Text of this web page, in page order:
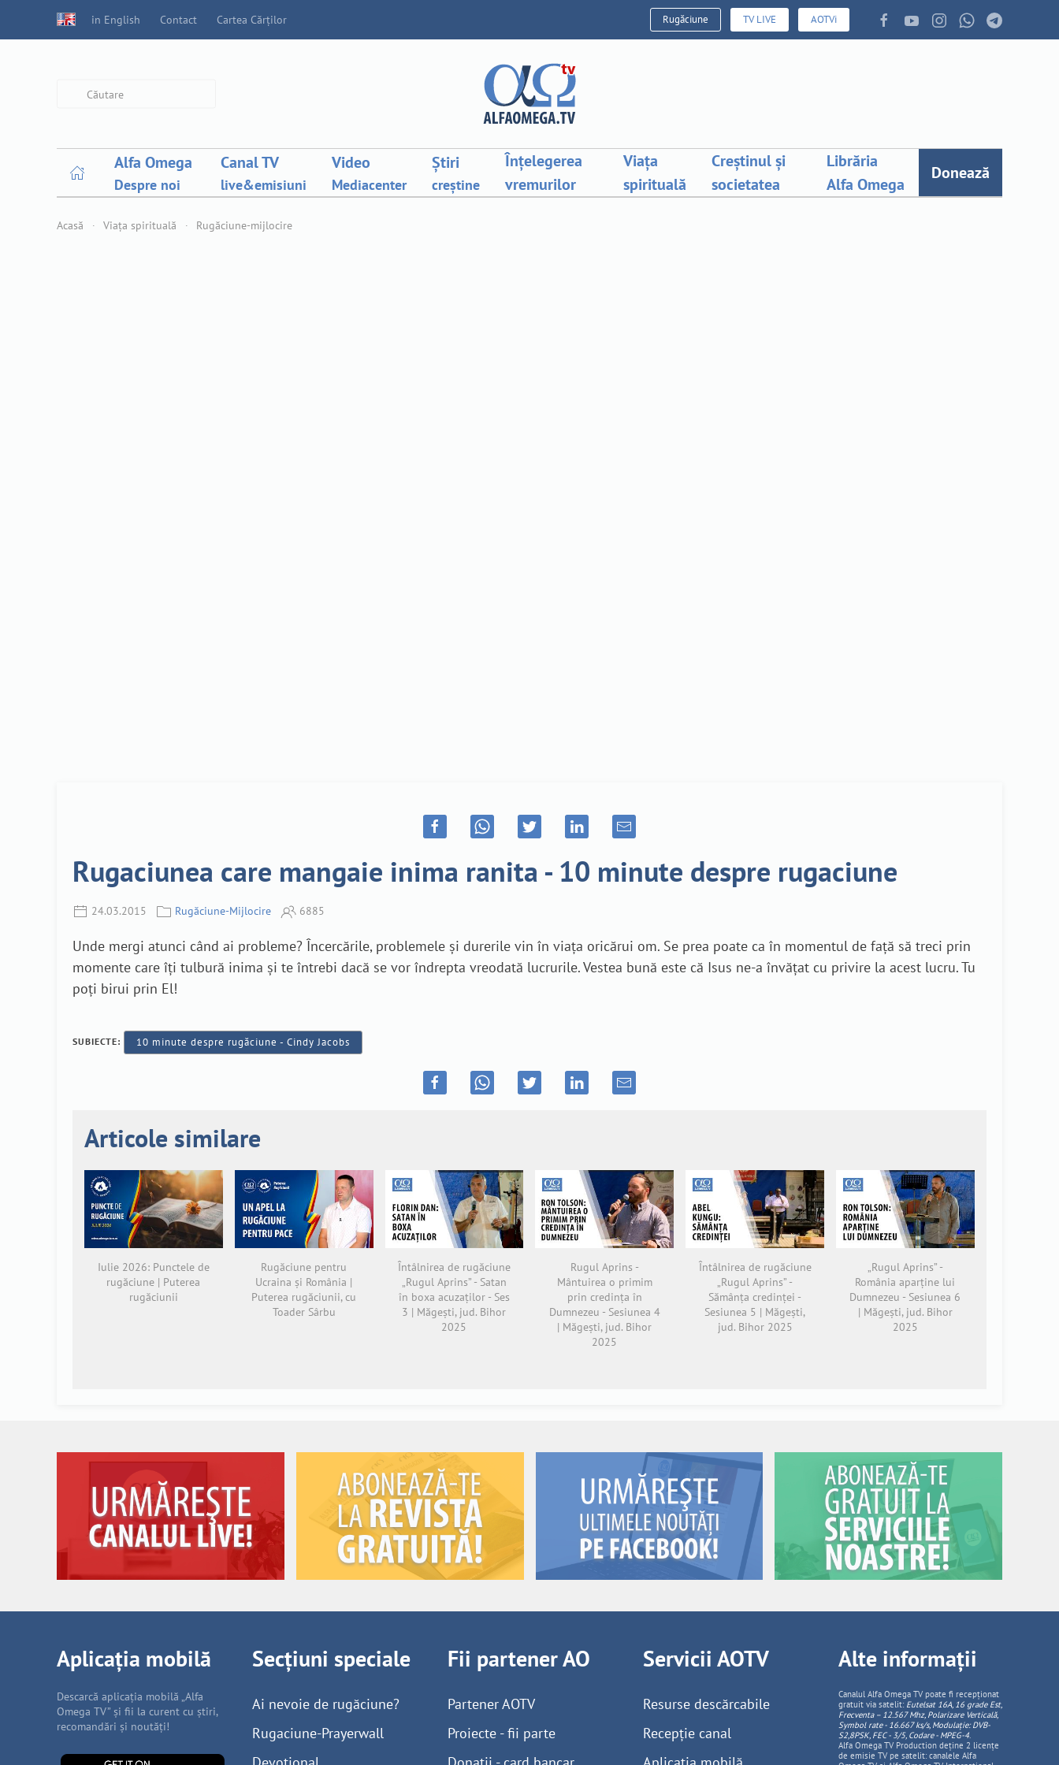
in English Contact Cartea Cărților Rugăciune TV LIVE AOTVi
Alfa Omega
Despre noi
Canal TV
live&emisiuni
Video
Mediacenter
Știri
creștine
Înțelegerea
vremurilor
Viața
spirituală
Creștinul și
societatea
Librăria
Alfa Omega
Donează
Acasă Viața spirituală Rugăciune-mijlocire
Rugaciunea care mangaie inima ranita - 10 minute despre rugaciune
24.03.2015 Rugăciune-Mijlocire 6885
Unde mergi atunci când ai probleme? Încercările, problemele și durerile vin în viața oricărui om. Se prea poate ca în momentul de față să treci prin
momente care îți tulbură inima și te întrebi dacă se vor îndrepta vreodată lucrurile. Vestea bună este că Isus ne-a învățat cu privire la acest lucru. Tu
poți birui prin El!
SUBIECTE: 10 minute despre rugăciune - Cindy Jacobs
Articole similare
Iulie 2026: Punctele de
rugăciune | Puterea
rugăciunii
Rugăciune pentru
Ucraina și România |
Puterea rugăciunii, cu
Toader Sârbu
Întâlnirea de rugăciune
„Rugul Aprins” - Satan
în boxa acuzaților - Ses
3 | Măgești, jud. Bihor
2025
Rugul Aprins -
Mântuirea o primim
prin credința în
Dumnezeu - Sesiunea 4
| Măgești, jud. Bihor
2025
Întâlnirea de rugăciune
„Rugul Aprins” -
Sămânța credinței -
Sesiunea 5 | Măgești,
jud. Bihor 2025
„Rugul Aprins” -
România aparține lui
Dumnezeu - Sesiunea 6
| Măgești, jud. Bihor
2025
Aplicația mobilă
Descarcă aplicația mobilă „Alfa
Omega TV” și fii la curent cu știri,
recomandări și noutăți!
Secțiuni speciale
Ai nevoie de rugăciune?
Rugaciune-Prayerwall
Fii partener AO
Partener AOTV
Proiecte - fii parte
Servicii AOTV
Resurse descărcabile
Recepție canal
Alte informații
Canalul Alfa Omega TV poate fi recepționat
gratuit via satelit: Eutelsat 16A, 16 grade Est,
Frecventa – 12.567 Mhz, PolarizareVerticală,
Symbol rate - 16.667 ks/s, Modulație: DVB-
S2,8PSK, FEC - 3/5, Codare - MPEG-4.
Alfa Omega TV Production deține 2 licențe
de emisie TV pe satelit: canalele Alfa